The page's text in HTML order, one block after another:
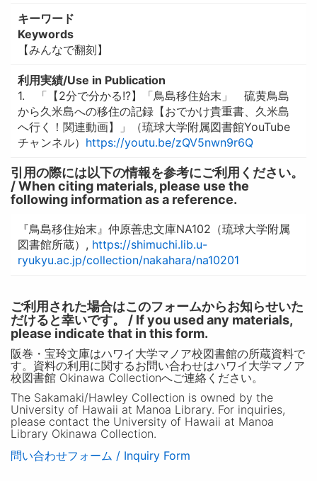
キーワード
Keywords
【みんなで翻刻】
利用実績/Use in Publication
1. 「【2分で分かる!?】「鳥島移住始末」 硫黄鳥島
から久米島への移住の記録【おでかけ貴重書、久米島
へ行く！関連動画】」（琉球大学附属図書館YouTube
チャンネル） https://youtu.be/zQV5nwn9r6Q
引用の際には以下の情報を参考にご利用ください。
/ When citing materials, please use the
following information as a reference.
『鳥島移住始末』仲原善忠文庫NA102（琉球大学附属
図書館所蔵）, https://shimuchi.lib.u-
ryukyu.ac.jp/collection/nakahara/na10201
ご利用された場合はこのフォームからお知らせいた
だけると幸いです。 / If you used any materials,
please indicate that in this form.
阪巻・宝玲文庫はハワイ大学マノア校図書館の所蔵資料で
す。資料の利用に関するお問い合わせはハワイ大学マノア
校図書館 Okinawa Collectionへご連絡ください。
The Sakamaki/Hawley Collection is owned by the
University of Hawaii at Manoa Library. For inquiries,
please contact the University of Hawaii at Manoa
Library Okinawa Collection.
問い合わせフォーム / Inquiry Form